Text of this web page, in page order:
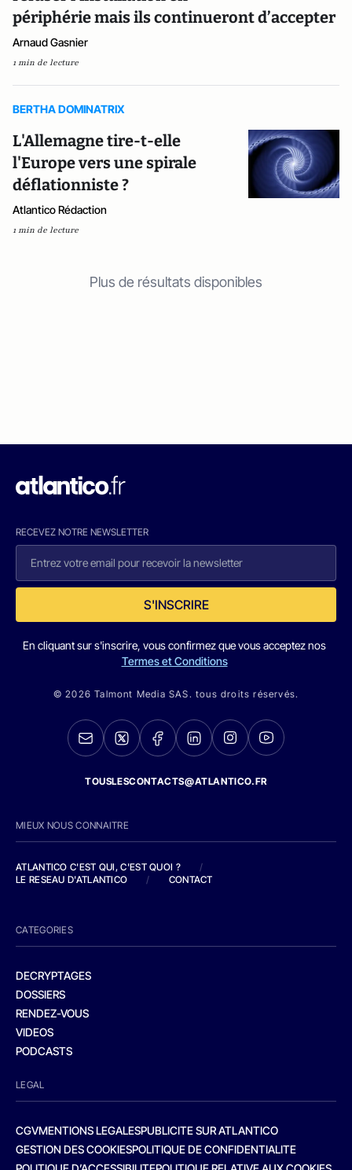
périphérie mais ils continueront d’accepter
Arnaud Gasnier
1 min de lecture
BERTHA DOMINATRIX
L'Allemagne tire-t-elle
l'Europe vers une spirale
déflationniste ?
Atlantico Rédaction
1 min de lecture
Plus de résultats disponibles
RECEVEZ NOTRE NEWSLETTER
S'INSCRIRE
En cliquant sur s'inscrire, vous confirmez que vous acceptez nos
Termes et Conditions
© 2026 Talmont Media SAS. tous droits réservés.
TOUSLESCONTACTS@ATLANTICO.FR
MIEUX NOUS CONNAITRE
ATLANTICO C'EST QUI, C'EST QUOI ?
/
LE RESEAU D'ATLANTICO
/ CONTACT
CATEGORIES
DECRYPTAGES
DOSSIERS
RENDEZ-VOUS
VIDEOS
PODCASTS
LEGAL
CGVMENTIONS LEGALESPUBLICITE SUR ATLANTICO
GESTION DES COOKIESPOLITIQUE DE CONFIDENTIALITE